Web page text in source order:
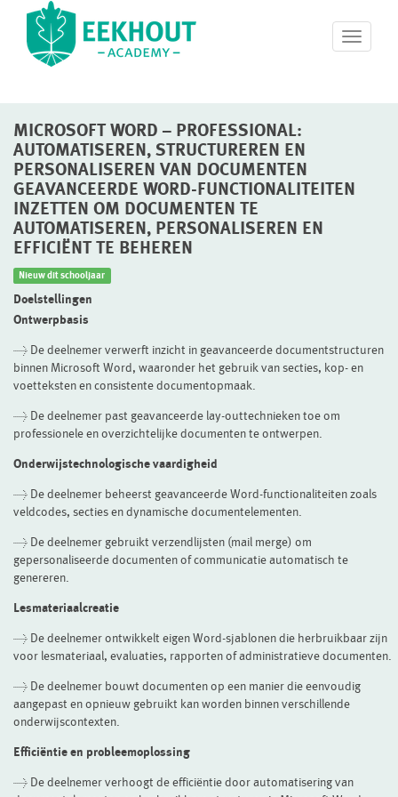
T
o
v
i
MICROSOFT WORD – PROFESSIONAL:
AUTOMATISEREN, STRUCTUREREN EN
PERSONALISEREN VAN DOCUMENTEN
GEAVANCEERDE WORD-FUNCTIONALITEITEN
INZETTEN OM DOCUMENTEN TE
AUTOMATISEREN, PERSONALISEREN EN
EFFICIËNT TE BEHEREN
Nieuw dit schooljaar
Doelstellingen
Ontwerpbasis
> De deelnemer verwerft inzicht in geavanceerde documentstructuren
binnen Microsoft Word, waaronder het gebruik van secties, kop- en
voetteksten en consistente documentopmaak.
> De deelnemer past geavanceerde lay-outtechnieken toe om
professionele en overzichtelijke documenten te ontwerpen.
Onderwijstechnologische vaardigheid
> De deelnemer beheerst geavanceerde Word-functionaliteiten zoals
veldcodes, secties en dynamische documentelementen.
> De deelnemer gebruikt verzendlijsten (mail merge) om
gepersonaliseerde documenten of communicatie automatisch te
genereren.
Lesmateriaalcreatie
> De deelnemer ontwikkelt eigen Word-sjablonen die herbruikbaar zijn
voor lesmateriaal, evaluaties, rapporten of administratieve documenten.
> De deelnemer bouwt documenten op een manier die eenvoudig
aangepast en opnieuw gebruikt kan worden binnen verschillende
onderwijscontexten.
Efficiëntie en probleemoplossing
> De deelnemer verhoogt de efficiëntie door automatisering van